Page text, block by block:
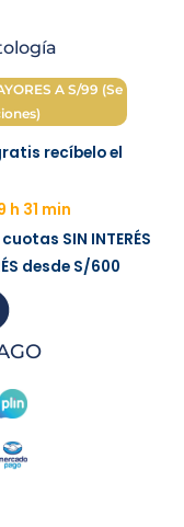
A S/99 (Se
recíbelo el
31 min
cuotas SIN INTERÉS
desde S/600